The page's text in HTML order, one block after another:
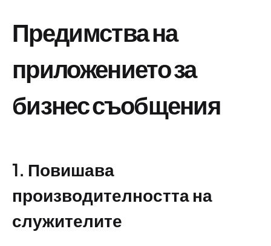
Предимства на
приложението за
бизнес съобщения
1. Повишава
производителността на
служителите